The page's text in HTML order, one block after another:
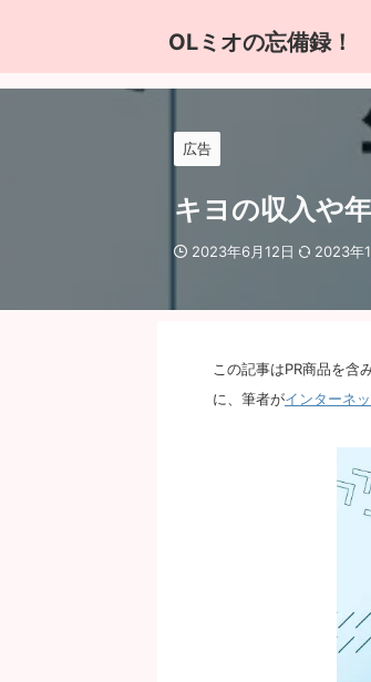
OLミオの忘備録！
広告
キヨの収入や
2023年6月12日 2023年
この記事はPR商品を含
に、筆者がインターネ